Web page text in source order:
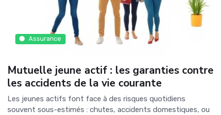
Assurance
Mutuelle jeune actif : les garanties contre
les accidents de la vie courante
Les jeunes actifs font face à des risques quotidiens
souvent sous-estimés : chutes, accidents domestiques, ou